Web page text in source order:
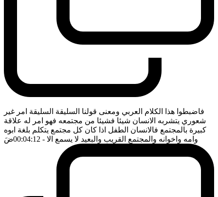
فاضبطوا هذا الكلام العربي ومعنى قولنا السليقة السليقة امر غير
شعوري يتشربه الانسان شيئا فشيئا من مجتمعه فهو امر له علاقة
كبيرة بالمجتمع فالانسان الطفل اذا كان كل مجتمع يتكلم بلغة ابوه
وامه واخوانه والمجتمع القريب والبعيد لا يسمع الا - 00:04:12 ضَ